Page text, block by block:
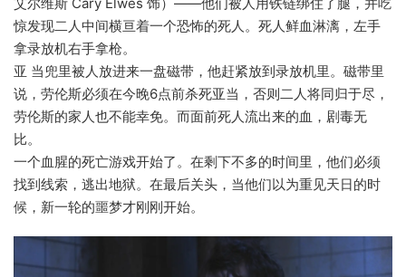
惊发现二人中间横亘着一个恐怖的死人。死人鲜血淋漓，左手
拿录放机右手拿枪。
亚 当兜里被人放进来一盘磁带，他赶紧放到录放机里。磁带里
说，劳伦斯必须在今晚6点前杀死亚当，否则二人将同归于尽，
劳伦斯的家人也不能幸免。而面前死人流出来的血，剧毒无
比。
一个血腥的死亡游戏开始了。在剩下不多的时间里，他们必须
找到线索，逃出地狱。在最后关头，当他们以为重见天日的时
候，新一轮的噩梦才刚刚开始。